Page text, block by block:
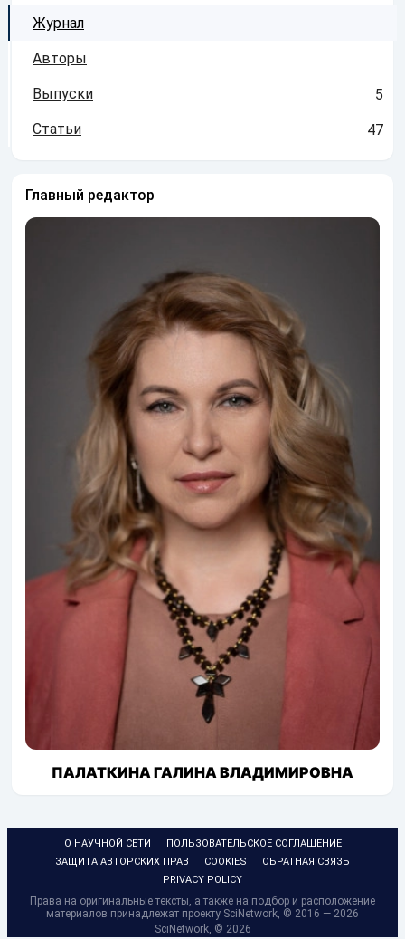
Журнал
Авторы
Выпуски 5
Статьи 47
Главный редактор
ПАЛАТКИНА ГАЛИНА ВЛАДИМИРОВНА
О НАУЧНОЙ СЕТИ
ПОЛЬЗОВАТЕЛЬСКОЕ СОГЛАШЕНИЕ
ЗАЩИТА АВТОРСКИХ ПРАВ
COOKIES
ОБРАТНАЯ СВЯЗЬ
PRIVACY POLICY
Права на оригинальные тексты, а также на подбор и расположение
материалов принадлежат проекту SciNetwork, © 2016 — 2026
SciNetwork, © 2026